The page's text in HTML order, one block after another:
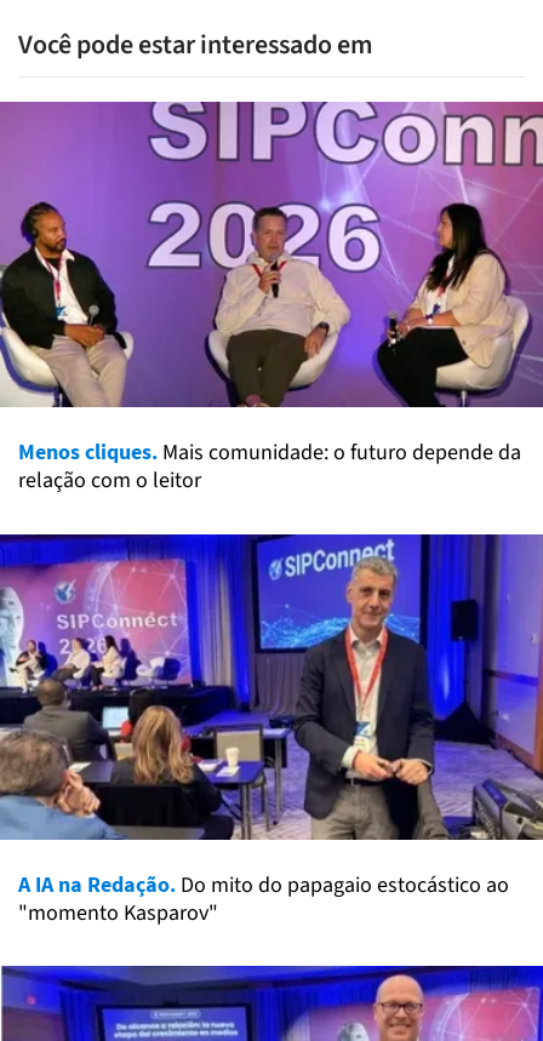
Você pode estar interessado em
Menos cliques. Mais comunidade: o futuro depende da
relação com o leitor
A IA na Redação. Do mito do papagaio estocástico ao
"momento Kasparov"